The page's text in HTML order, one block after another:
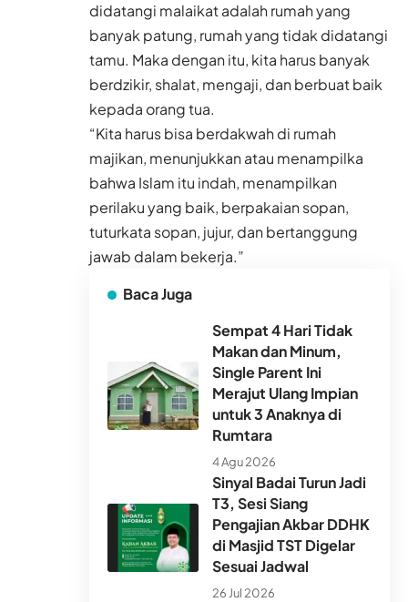
didatangi malaikat adalah rumah yang
banyak patung, rumah yang tidak didatangi
tamu. Maka dengan itu, kita harus banyak
berdzikir, shalat, mengaji, dan berbuat baik
kepada orang tua.
“Kita harus bisa berdakwah di rumah
majikan, menunjukkan atau menampilka
bahwa Islam itu indah, menampilkan
perilaku yang baik, berpakaian sopan,
tuturkata sopan, jujur, dan bertanggung
jawab dalam bekerja.”
Baca Juga
Sempat 4 Hari Tidak
Makan dan Minum,
Single Parent Ini
Merajut Ulang Impian
untuk 3 Anaknya di
Rumtara
4 Agu 2026
Sinyal Badai Turun Jadi
T3, Sesi Siang
Pengajian Akbar DDHK
di Masjid TST Digelar
Sesuai Jadwal
26 Jul 2026